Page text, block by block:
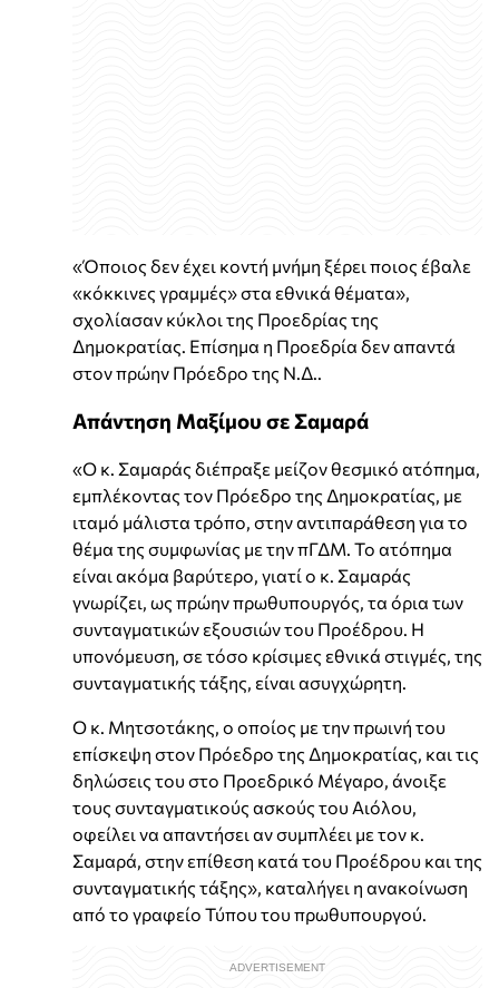
«Όποιος δεν έχει κοντή μνήμη ξέρει ποιος έβαλε
«κόκκινες γραμμές» στα εθνικά θέματα»,
σχολίασαν κύκλοι της Προεδρίας της
Δημοκρατίας. Επίσημα η Προεδρία δεν απαντά
στον πρώην Πρόεδρο της Ν.Δ..
Απάντηση Μαξίμου σε Σαμαρά
«Ο κ. Σαμαράς διέπραξε μείζον θεσμικό ατόπημα,
εμπλέκοντας τον Πρόεδρο της Δημοκρατίας, με
ιταμό μάλιστα τρόπο, στην αντιπαράθεση για το
θέμα της συμφωνίας με την πΓΔΜ. Το ατόπημα
είναι ακόμα βαρύτερο, γιατί ο κ. Σαμαράς
γνωρίζει, ως πρώην πρωθυπουργός, τα όρια των
συνταγματικών εξουσιών του Προέδρου. Η
υπονόμευση, σε τόσο κρίσιμες εθνικά στιγμές, της
συνταγματικής τάξης, είναι ασυγχώρητη.
Ο κ. Μητσοτάκης, ο οποίος με την πρωινή του
επίσκεψη στον Πρόεδρο της Δημοκρατίας, και τις
δηλώσεις του στο Προεδρικό Μέγαρο, άνοιξε
τους συνταγματικούς ασκούς του Αιόλου,
οφείλει να απαντήσει αν συμπλέει με τον κ.
Σαμαρά, στην επίθεση κατά του Προέδρου και της
συνταγματικής τάξης», καταλήγει η ανακοίνωση
από το γραφείο Τύπου του πρωθυπουργού.